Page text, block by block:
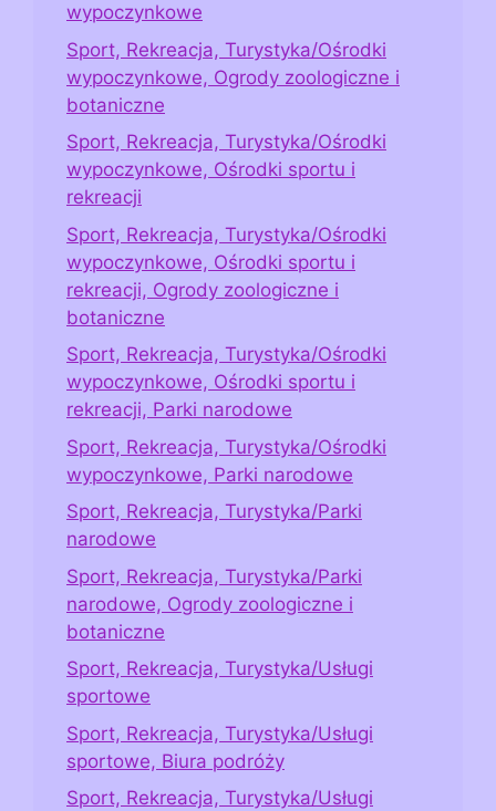
wypoczynkowe
Sport, Rekreacja, Turystyka/Ośrodki
wypoczynkowe, Ogrody zoologiczne i
botaniczne
Sport, Rekreacja, Turystyka/Ośrodki
wypoczynkowe, Ośrodki sportu i
rekreacji
Sport, Rekreacja, Turystyka/Ośrodki
wypoczynkowe, Ośrodki sportu i
rekreacji, Ogrody zoologiczne i
botaniczne
Sport, Rekreacja, Turystyka/Ośrodki
wypoczynkowe, Ośrodki sportu i
rekreacji, Parki narodowe
Sport, Rekreacja, Turystyka/Ośrodki
wypoczynkowe, Parki narodowe
Sport, Rekreacja, Turystyka/Parki
narodowe
Sport, Rekreacja, Turystyka/Parki
narodowe, Ogrody zoologiczne i
botaniczne
Sport, Rekreacja, Turystyka/Usługi
sportowe
Sport, Rekreacja, Turystyka/Usługi
sportowe, Biura podróży
Sport, Rekreacja, Turystyka/Usługi